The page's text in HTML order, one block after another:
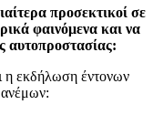
προσεκτικοί σε
φαινόμενα και να
αυτοπροστασίας:
η εκδήλωση έντονων